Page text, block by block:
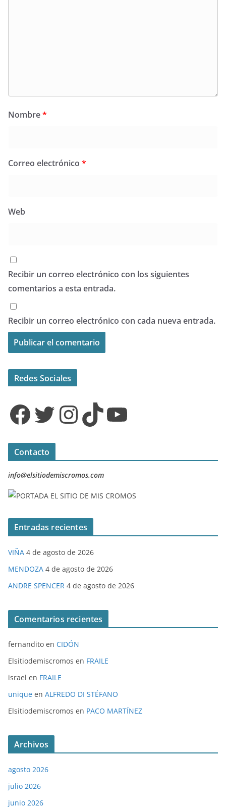
Nombre*
Correo electrónico *
Web
Recibir un correo electrónico con los siguientes
comentarios a esta entrada.
Recibir un correo electrónico con cada nueva entrada.
Redes Sociales
Facebook Twitter InstagramTikTok YouTube
Contacto
info@elsitiodemiscromos.com
Entradas recientes
VIÑA 4 de agosto de 2026
MENDOZA 4 de agosto de 2026
ANDRE SPENCER 4 de agosto de 2026
Comentarios recientes
fernandito en CIDÓN
Elsitiodemiscromos en FRAILE
israel en FRAILE
unique en ALFREDO DI STÉFANO
Elsitiodemiscromos en PACO MARTÍNEZ
Archivos
agosto 2026
julio 2026
junio 2026